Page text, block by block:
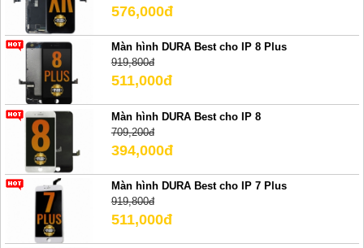
576,000đ
Màn hình DURA Best cho IP 8 Plus
919,800đ
511,000đ
Màn hình DURA Best cho IP 8
709,200đ
394,000đ
Màn hình DURA Best cho IP 7 Plus
919,800đ
511,000đ